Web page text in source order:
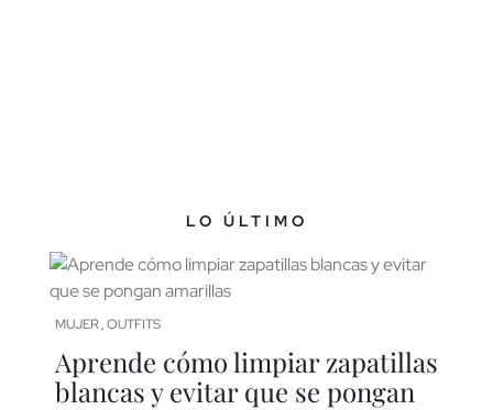
LO ÚLTIMO
MUJER , OUTFITS
Aprende cómo limpiar zapatillas
blancas y evitar que se pongan